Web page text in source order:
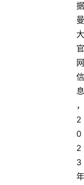
据
曼
大
官
网
信
息
，
2
0
2
3
年